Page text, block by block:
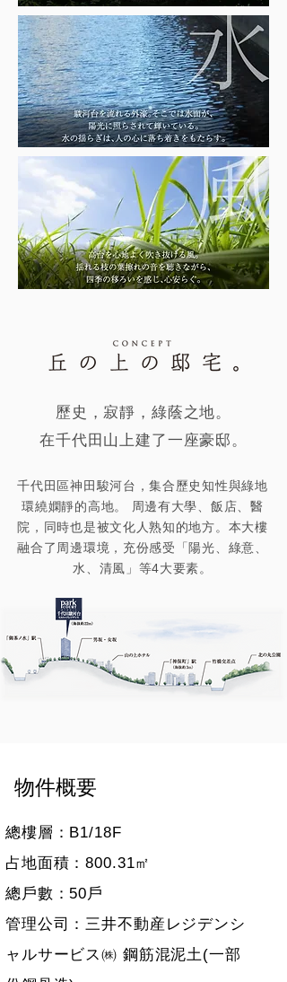
歷史，寂靜，綠蔭之地。
在千代田山上建了一座豪邸。
千代田區神田駿河台，集合歷史知性與綠地
環繞嫻靜的高地。 周邊有大學、飯店、醫
院，同時也是被文化人熟知的地方。本大樓
融合了周邊環境，充份感受「陽光、綠意、
水、清風」等4大要素。
物件概要
總樓層：B1/18F
占地面積：800.31㎡
總戶數：50戶
管理公司：三井不動産レジデンシ
ャルサービス㈱ 鋼筋混泥土(一部